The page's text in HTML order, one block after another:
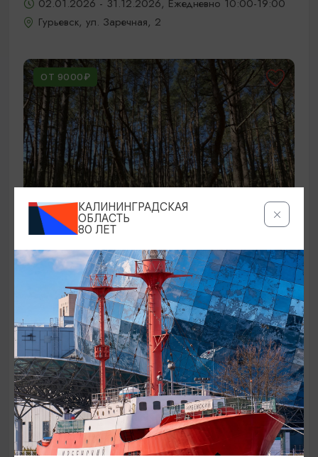
02.01.2026 - 31.12.2026, Ежедневно 10:00-19:00
Гурьевск, ул. Заречная, 2
ОТ 9000₽
ЭКСКУРСИИ УЧРЕЖДЕНИЙ КУЛЬТУРЫ
Аудиоспектакль «Истории Куршской
косы»
01.02.2026 - 31.12.2026, 13:00
Куршская коса
ОТ 2500₽
КАЛИНИНГРАДСКАЯ
ОБЛАСТЬ
80 ЛЕТ